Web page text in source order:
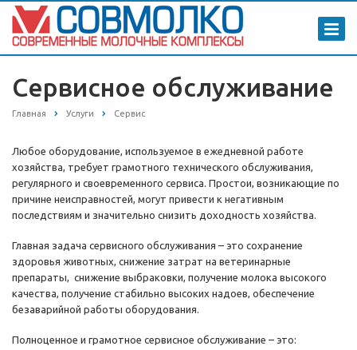
Сервисное обслуживание
Главная Услуги Сервис
Любое оборудование, используемое в ежедневной работе
хозяйства, требует грамотного технического обслуживания,
регулярного и своевременного сервиса. Простои, возникающие по
причине неисправностей, могут привести к негативным
последствиям и значительно снизить доходность хозяйства.
Главная задача сервисного обслуживания – это сохранение
здоровья животных, снижение затрат на ветеринарные
препараты, снижение выбраковки, получение молока высокого
качества, получение стабильно высоких надоев, обеспечение
безаварийной работы оборудования.
Полноценное и грамотное сервисное обслуживание – это: